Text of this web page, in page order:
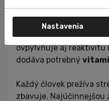
spať, čo je dôležité
stresu problémy so
regulovať melatonín
ovpylvňuje aj reaktivitu
dodáva potrebný
Každý človek prežíva
zbavuje. Najúčinnejšou
Nastavenia